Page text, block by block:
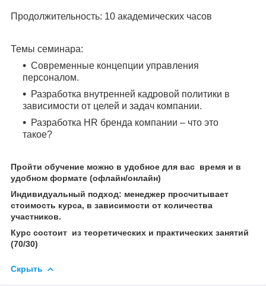
Продолжительность: 10 академических часов
Темы семинара:
Современные концепции управления
персоналом.
Разработка внутренней кадровой политики в
зависимости от целей и задач компании.
Разработка HR бренда компании – что это
такое?
Пройти обучение можно в удобное для вас время и в
удобном формате (офлайн/онлайн)
Индивидуальный подход: менеджер просчитывает
стоимость курса, в зависимости от количества
участников.
Курс состоит из теоретических и практических занятий
(70/30)
Скрыть